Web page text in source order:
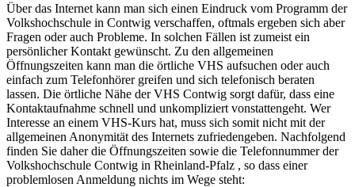
Über das Internet kann man sich einen Eindruck vom Programm der
Volkshochschule in Contwig verschaffen, oftmals ergeben sich aber
Fragen oder auch Probleme. In solchen Fällen ist zumeist ein
persönlicher Kontakt gewünscht. Zu den allgemeinen
Öffnungszeiten kann man die örtliche VHS aufsuchen oder auch
einfach zum Telefonhörer greifen und sich telefonisch beraten
lassen. Die örtliche Nähe der VHS Contwig sorgt dafür, dass eine
Kontaktaufnahme schnell und unkompliziert vonstattengeht. Wer
Interesse an einem VHS-Kurs hat, muss sich somit nicht mit der
allgemeinen Anonymität des Internets zufriedengeben. Nachfolgend
finden Sie daher die Öffnungszeiten sowie die Telefonnummer der
Volkshochschule Contwig in Rheinland-Pfalz , so dass einer
problemlosen Anmeldung nichts im Wege steht: